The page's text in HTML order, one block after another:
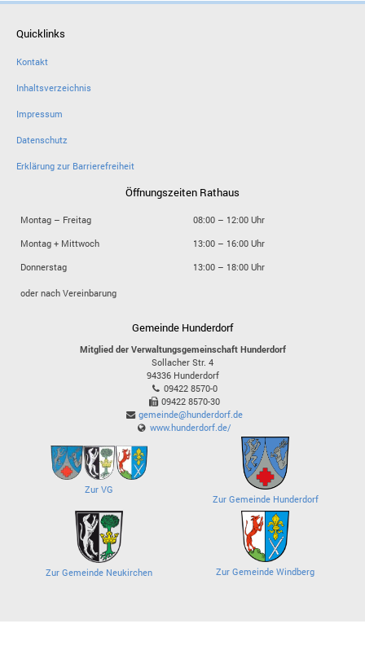
Quicklinks
Kontakt
Inhaltsverzeichnis
Impressum
Datenschutz
Erklärung zur Barrierefreiheit
Öffnungszeiten Rathaus
Montag – Freitag
08:00 – 12:00 Uhr
Montag + Mittwoch
13:00 – 16:00 Uhr
Donnerstag
13:00 – 18:00 Uhr
oder nach Vereinbarung
Gemeinde Hunderdorf
Mitglied der Verwaltungsgemeinschaft Hunderdorf
Sollacher Str. 4
94336 Hunderdorf
09422 8570-0
09422 8570-30
gemeinde@hunderdorf.de
www.hunderdorf.de/
Zur VG
Zur Gemeinde Hunderdorf
Zur Gemeinde Neukirchen Zur Gemeinde Windberg